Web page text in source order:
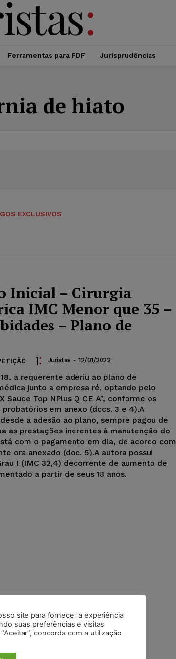
Ferramentas para PDF Jurisprudências
de hiato
EXCLUSIVOS
Inicial – Cirurgia
IMC Menor que 35 –
– Plano de
Juristas - 12/01/2022
a requerente aderiu ao plano de
junto a empresa ré, optando pelo
Saude Top NPlus Q CE A”, conforme os
probatórios em anexo (docs. 3 e 4).A
a adesão ao plano, sempre pagou de
as prestações inerentes à manutenção do
com o pagamento em dia, de acordo com
ora anexado (doc. 5).A autora possui
I (IMC 32,4) decorrente de aumento de
a partir de seus 18 anos.
site para fornecer a experiência
suas preferências e visitas
concorda com a utilização